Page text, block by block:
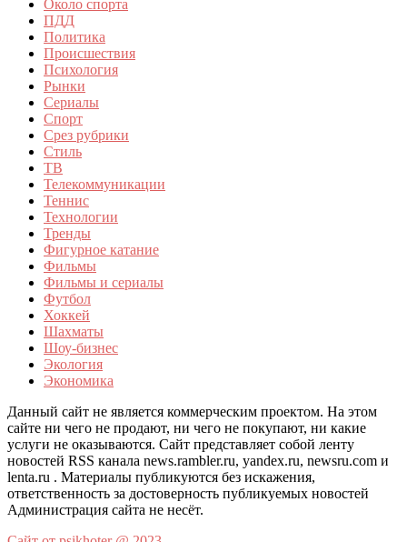
Около спорта
ПДД
Политика
Происшествия
Психология
Рынки
Сериалы
Спорт
Срез рубрики
Стиль
ТВ
Телекоммуникации
Теннис
Технологии
Тренды
Фигурное катание
Фильмы
Фильмы и сериалы
Футбол
Хоккей
Шахматы
Шоу-бизнес
Экология
Экономика
Данный сайт не является коммерческим проектом. На этом
сайте ни чего не продают, ни чего не покупают, ни какие
услуги не оказываются. Сайт представляет собой ленту
новостей RSS канала news.rambler.ru, yandex.ru, newsru.com и
lenta.ru . Материалы публикуются без искажения,
ответственность за достоверность публикуемых новостей
Администрация сайта не несёт.